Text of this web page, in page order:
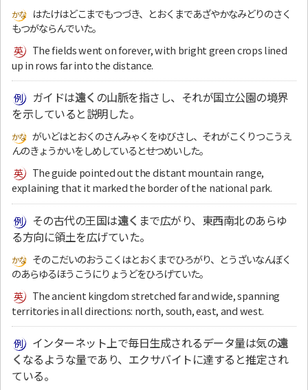
はたけはどこまでもつづき、とおくまであざやかなみどりのさく
もつがならんでいた。
The fields went on forever, with bright green crops lined
up in rows far into the distance.
ガイドは遠くの山脈を指さし、それが国立公園の境界
を示していると説明した。
がいどはとおくのさんみゃくをゆびさし、それがこくりつこうえ
んのきょうかいをしめしているとせつめいした。
The guide pointed out the distant mountain range,
explaining that it marked the border of the national park.
その古代の王国は遠く まで広がり、東西南北のあらゆ
る方向に領土を広げていた。
そのこだいのおうこくはとおくまでひろがり、とうざいなんぼく
のあらゆるほうこうにりょうどをひろげていた。
The ancient kingdom stretched far and wide, spanning
territories in all directions: north, south, east, and west.
インターネット上で毎日生成されるデータ量は気の遠
くなるような量であり、エクサバイトに達すると推定され
ている。